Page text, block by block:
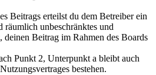
Beitrags erteilst du dem Betreiber ein
räumlich unbeschränktes und
deinen Beitrag im Rahmen des Boards
Punkt 2, Unterpunkt a bleibt auch
bestehen.